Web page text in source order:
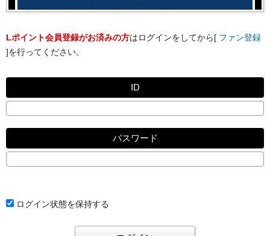
Lポイント会員登録がお済みの方はログインをしてから[ ファン登録
]を行ってください。
ID
パスワード
ログイン状態を保持する